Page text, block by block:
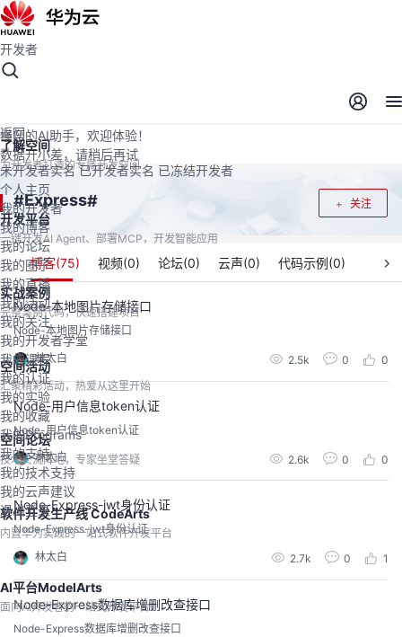
开发者空间
开发者空间
了解空间
为开发者打造的专属开发空间
开发平台
一键开发AI Agent、部署MCP，开发智能应用
实战案例
完整案例代码，快速搭建项目
空间活动
汇聚精彩活动，热爱从这里开始
空间论坛
技术交流阵地，专家坐堂答疑
软件开发生产线 CodeArts
内置华为实践的一站式软件开发平台
AI平台ModelArts
面向AI开发者的一站式开发平台
开发者
返回
未开发者实名 已开发者实名 已冻结开发者
个人主页
我的开发者
我的博客
我的论坛
我的圈子
我的直播
我的活动
我的关注
我的开发者学堂
我的课程
我的认证
我的实验
我的收藏
我的Programs
我的支持
我的技术支持
我的云声建议
退出登录
懂您的AI助手，欢迎体验！
数据开小差，请稍后再试
关注
#Express#
博客(75) 视频(0) 论坛(0) 云声(0) 代码示例(0)
Node-本地图片存储接口
Node-本地图片存储接口
林太白 2.5k 0 0
Node-用户信息token认证
Node-用户信息token认证
林太白 2.6k 0 0
Node-Express-jwt身份认证
Node-Express-jwt身份认证
林太白 2.7k 0 1
Node-Express数据库增删改查接口
Node-Express数据库增删改查接口